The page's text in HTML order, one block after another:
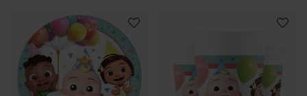
herinneringen.